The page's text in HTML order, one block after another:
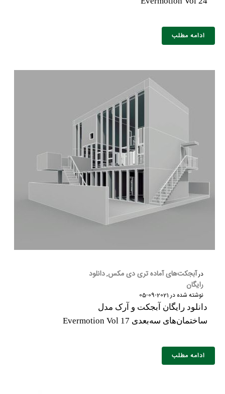
ادامه مطلب
درآبجکت‌های آماده تری دی مکس,دانلود
رایگان
نوشته شده در2021-09-05
دانلود رایگان آبجکت و آرک مدل
ساختمان‌های سه‌بعدی Evermotion Vol 17
ادامه مطلب
تلفن همراه :
شماره واتس‌اپ :